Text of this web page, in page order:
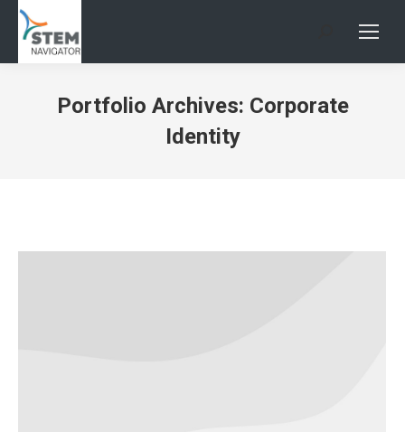
Search:
Portfolio Archives: Corporate
Identity